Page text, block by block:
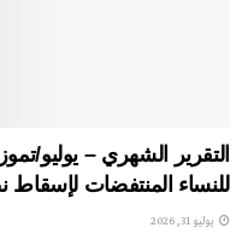
للنساء المنتفضات لإسقاط
يوليو 31, 2026